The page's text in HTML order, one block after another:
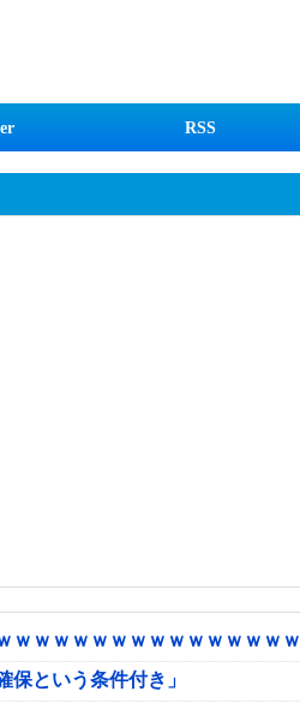
RSS
ｗｗｗｗｗｗｗｗｗｗｗｗｗｗｗ
という条件付き」